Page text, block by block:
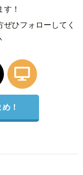
！
ひフォローしてく
！